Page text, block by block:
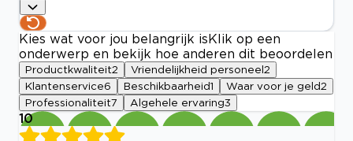
Kies wat voor jou belangrijk is Klik op een
onderwerp en bekijk hoe anderen dit beoordelen
Productkwaliteit2 Vriendelijkheid personeel 2
Klantenservice6 Beschikbaarheid1 Waar voor je geld2
Professionaliteit7 Algehele ervaring3
10